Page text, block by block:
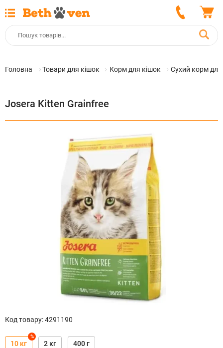
Головна Товари для кішок Корм для кішок Сухий корм для
Josera Kitten Grainfree
Код товару:4291190
10 кг
%
2 кг 400 г